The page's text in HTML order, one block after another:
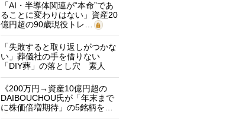
「AI・半導体関連が“本命”であ
ることに変わりはない」資産20
億円超の90歳現役トレ…
「失敗すると取り返しがつかな
い」葬儀社の手を借りない
「DIY葬」の落とし穴 素人
に…
《200万円→資産10億円超の
DAIBOUCHOU氏が「年末まで
に株価倍増期待」の5銘柄を…